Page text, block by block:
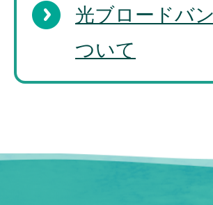
光ブロードバ
ついて